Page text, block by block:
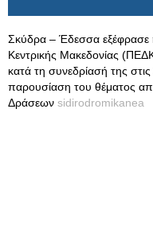
Σκύδρα – Έδεσσα
Κεντρικής Μακεδονίας
κατά τη συνεδρίασή της
παρουσίαση του θέματος
Δράσεων sidirodromikanea